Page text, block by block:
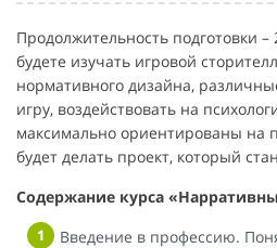
Продолжительность подготовки
будете изучать игровой
нормативного дизайна,
игру, воздействовать на
максимально ориентированы на
будет делать проект, который
Содержание курса
Введение в профессию.